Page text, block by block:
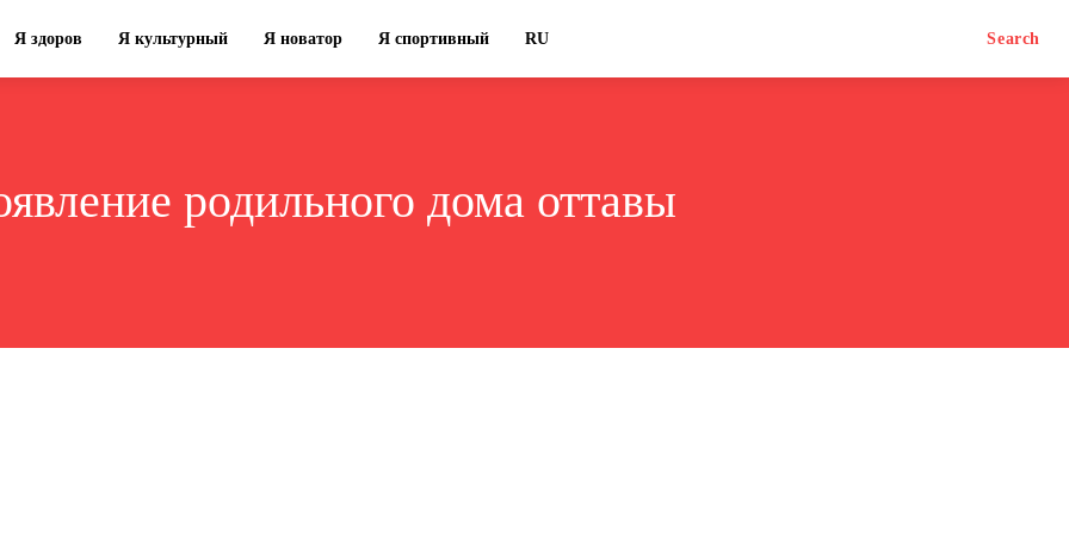
Я здоров Я культурный Я новатор Я спортивный RU Search
родильного дома оттавы